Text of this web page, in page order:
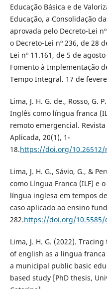
Educação Básica e de
Educação, a Consolidação
aprovada pelo Decreto-Lei
o Decreto-Lei nº 236, de 28
Lei nº 11.161, de 5 de
Fomento à Implementação
Tempo Integral. 17 de
Lima, J. H. G. de., Rosso, G.
Inglês como língua franca
remoto emergencial.
Aplicada, 20(1), 1-
18.https://doi.org/10.26512/
Lima, J. H. G., Sávio, G., &
como Língua Franca (ILF) e
língua inglesa em tempos
caso aplicado ao ensino
282.https://doi.org/10.5585/
Lima, J. H. G. (2022).
of english as a lingua
a municipal public basic
based study [PhD thesis,